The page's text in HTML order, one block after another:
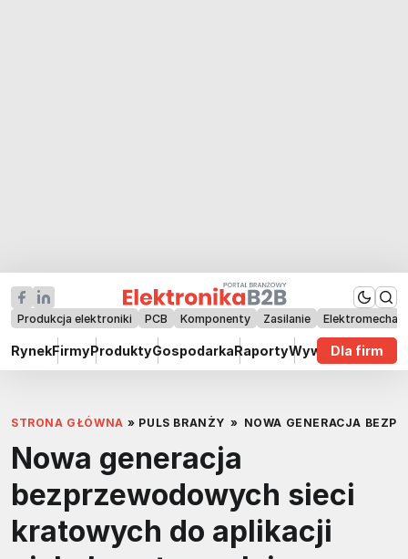
Produkcja elektroniki PCB Komponenty Zasilanie
RynekFirmyProduktyGospodarkaRaportyWywiadyDla firm
STRONA GŁÓWNA » PULS BRANŻY » NOWA GENERACJA
Nowa generacja
bezprzewodowych sieci
kratowych do aplikacji